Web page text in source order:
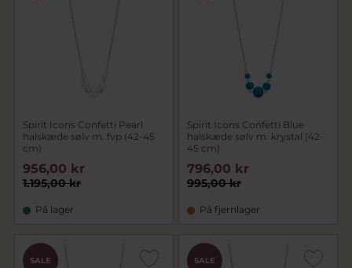
Spirit Icons Confetti Pearl
halskæde sølv m. fvp (42-45
cm)
1.195,00 kr
956,00 kr
På lager
Spirit Icons Confetti Blue
halskæde sølv m. krystal (42-
45 cm)
995,00 kr
796,00 kr
På fjernlager
SALE SALE